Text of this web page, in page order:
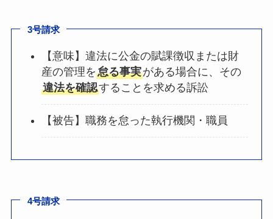
3号請求
【意味】違法に公金の賦課徴収または財
産の管理を怠る事実がある場合に、その
違法を確認することを求める訴訟
【被告】職務を怠った執行機関・職員
4号請求